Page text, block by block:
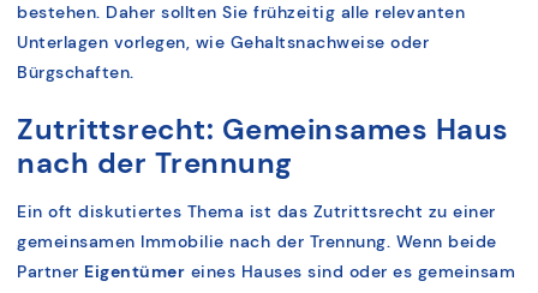
bestehen. Daher sollten Sie frühzeitig alle relevanten
Unterlagen vorlegen, wie Gehaltsnachweise oder
Bürgschaften.
Zutrittsrecht: Gemeinsames Haus
nach der Trennung
Ein oft diskutiertes Thema ist das Zutrittsrecht zu einer
gemeinsamen Immobilie nach der Trennung. Wenn beide
Partner Eigentümer eines Hauses sind oder es gemeinsam